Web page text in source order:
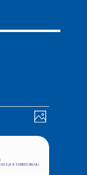
par
de
vues
Photo